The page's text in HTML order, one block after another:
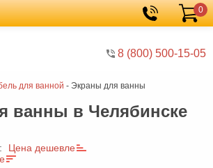
8 (800) 500-15-05
Корзина
0
для ванной - Экраны для ванны
ванны в Челябинске
Цена дешевле